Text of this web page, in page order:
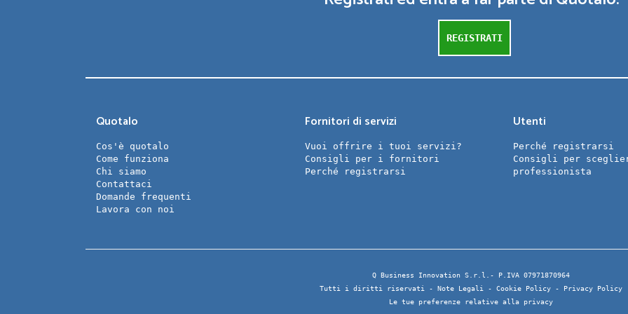
REGISTRATI
Quotalo
Cos'è quotalo
Come funziona
Chi siamo
Contattaci
Domande frequenti
Lavora con noi
Fornitori di servizi
Vuoi offrire i tuoi servizi?
Consigli per i fornitori
Perché registrarsi
Utenti
Perché registrarsi
Consigli per
professionista
Q Business Innovation S.r.l.- P.IVA 07971870964
Tutti i diritti riservati - Note Legali - Cookie Policy - Privacy Policy
Le tue preferenze relative alla privacy